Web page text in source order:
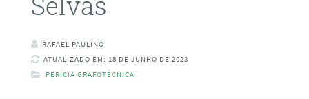
RAFAEL PAULINO
ATUALIZADO EM: 18 DE JUNHO DE 2023
PERÍCIA GRAFOTÉCNICA